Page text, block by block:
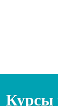
Курсы